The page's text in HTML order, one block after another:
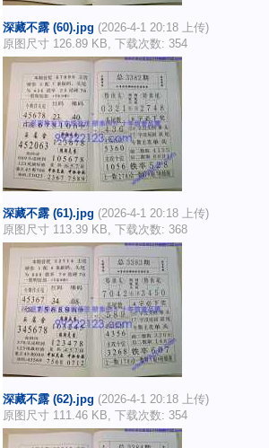
深藏不露 (60).jpg (2026-4-1 20:18 上传)
原图尺寸 126.89 KB, 下载次数: 354
深藏不露 (61).jpg (2026-4-1 20:18 上传)
原图尺寸 113.39 KB, 下载次数: 368
深藏不露 (62).jpg (2026-4-1 20:18 上传)
原图尺寸 111.46 KB, 下载次数: 354